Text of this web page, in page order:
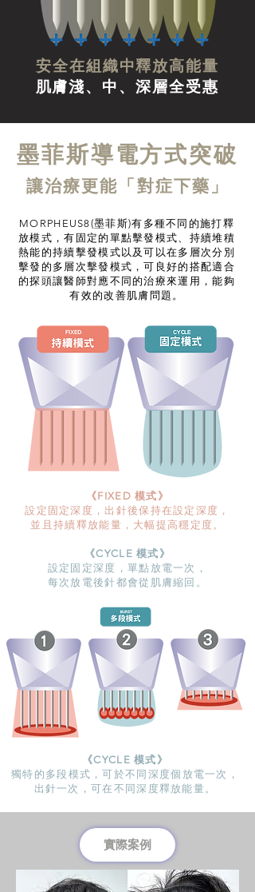
安全在組織中釋放高能量
肌膚淺、中、深層全受惠
墨菲斯導電方式突破
讓治療更能「對症下藥」
MORPHEUS8(墨菲斯)有多種不同的施打釋
放模式，有固定的單點擊發模式、持續堆積
熱能的持續擊發模式以及可以在多層次分別
擊發的多層次擊發模式，可良好的搭配適合
的探頭讓醫師對應不同的治療來運用，能夠
有效的改善肌膚問題。
《FIXED 模式》
設定固定深度，出針後保持在設定深度，
並且持續釋放能量，大幅提高穩定度。
《CYCLE 模式》
設定固定深度，單點放電一次，
​每次放電後針都會從肌膚縮回。
《CYCLE 模式》
獨特的多段模式，可於不同深度個放電一次，
​出針一次，可在不同深度釋放能量。
實際案例